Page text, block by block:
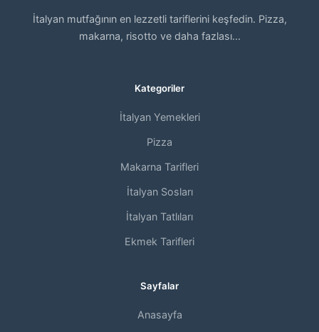
İtalyan mutfağının en lezzetli tariflerini keşfedin. Pizza,
makarna, risotto ve daha fazlası...
Kategoriler
İtalyan Yemekleri
Pizza
Makarna Tarifleri
İtalyan Sosları
İtalyan Tatlıları
Ekmek Tarifleri
Sayfalar
Anasayfa